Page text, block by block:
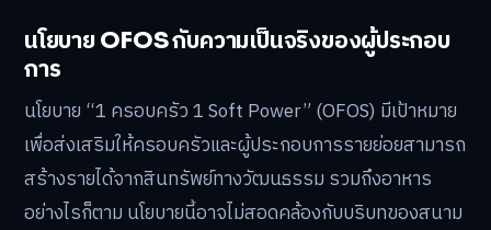
นโยบาย OFOS กับความเป็นจริงของผู้ประกอบ
การ
นโยบาย “1 ครอบครัว 1 Soft Power” (OFOS) มีเป้าหมาย
เพื่อส่งเสริมให้ครอบครัวและผู้ประกอบการรายย่อยสามารถ
สร้างรายได้จากสินทรัพย์ทางวัฒนธรรม รวมถึงอาหาร
อย่างไรก็ตาม นโยบายนี้อาจไม่สอดคล้องกับบริบทของสนาม